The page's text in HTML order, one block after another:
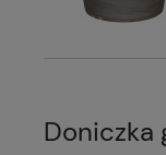
Doniczka